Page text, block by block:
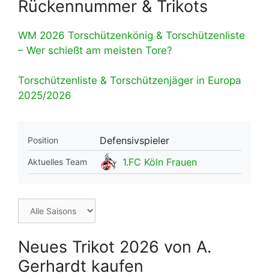
Rückennummer & Trikots
WM 2026 Torschützenkönig & Torschützenliste
– Wer schießt am meisten Tore?
Torschützenliste & Torschützenjäger in Europa
2025/2026
Position Defensivspieler
Aktuelles Team 1.FC Köln Frauen
Neues Trikot 2026 von A.
Gerhardt kaufen